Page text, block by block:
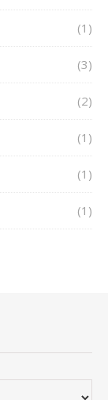
(1)
(3)
(2)
(1)
(1)
(1)